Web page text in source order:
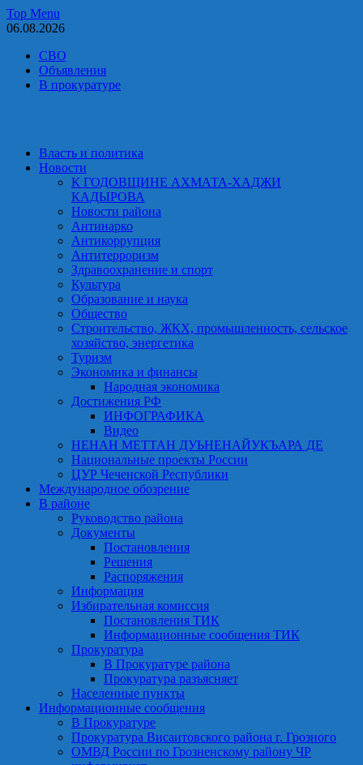
Skip
to
Top Menu
06.08.2026
СВО
Объявления
В прокуратуре
Власть и политика
Новости
К ГОДОВЩИНЕ АХМАТА-ХАДЖИ
КАДЫРОВА
Новости района
Антинарко
Антикоррупция
Антитерроризм
Здравоохранение и спорт
Культура
Образование и наука
Общество
Строительство, ЖКХ, промышленность, сельское
хозяйство, энергетика
Туризм
Экономика и финансы
Народная экономика
Достижения РФ
ИНФОГРАФИКА
Видео
НЕНАН МЕТТАН ДУЬНЕНАЙУКЪАРА ДЕ
Национальные проекты России
ЦУР Чеченской Республики
Международное обозрение
В районе
Руководство района
Документы
Постановления
Решения
Распоряжения
Информация
Избирательная комиссия
Постановления ТИК
Информационные сообщения ТИК
Прокуратура
В Прокуратуре района
Прокуратура разъясняет
Населенные пункты
Информационные сообщения
В Прокуратуре
Прокуратура Висаитовского района г. Грозного
ОМВД России по Грозненскому району ЧР